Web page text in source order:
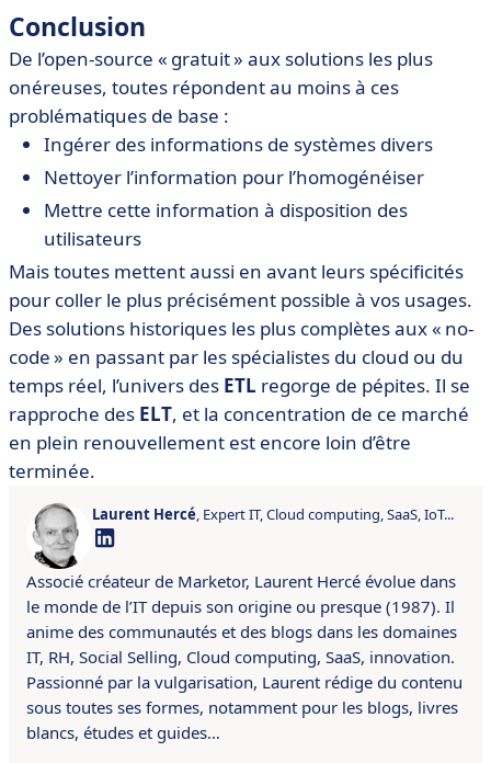
Conclusion
De l’open-source « gratuit » aux solutions les plus
onéreuses, toutes répondent au moins à ces
problématiques de base :
Ingérer des informations de systèmes divers
Nettoyer l’information pour l’homogénéiser
Mettre cette information à disposition des
utilisateurs
Mais toutes mettent aussi en avant leurs spécificités
pour coller le plus précisément possible à vos usages.
Des solutions historiques les plus complètes aux « no-
code » en passant par les spécialistes du cloud ou du
temps réel, l’univers des ETL regorge de pépites. Il se
rapproche des ELT, et la concentration de ce marché
en plein renouvellement est encore loin d’être
terminée.
Laurent Hercé, Expert IT, Cloud computing, SaaS, IoT...
Associé créateur de Marketor, Laurent Hercé évolue dans
le monde de l’IT depuis son origine ou presque (1987). Il
anime des communautés et des blogs dans les domaines
IT, RH, Social Selling, Cloud computing, SaaS, innovation.
Passionné par la vulgarisation, Laurent rédige du contenu
sous toutes ses formes, notamment pour les blogs, livres
blancs, études et guides…